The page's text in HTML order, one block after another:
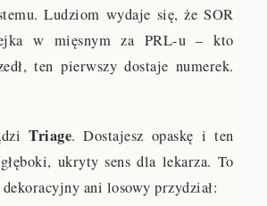
Ludziom wydaje się, że SOR
w mięsnym za PRL-u – kto
ten pierwszy dostaje numerek.
Triage. Dostajesz opaskę i ten
ukryty sens dla lekarza. To
ani losowy przydział: